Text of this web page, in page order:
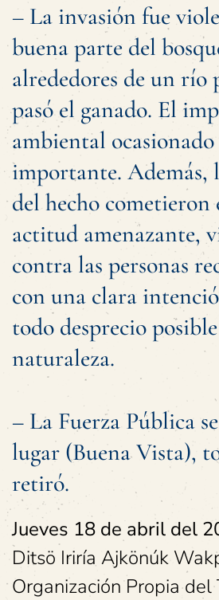
– La invasión fue
buena parte del
alrededores de un río
pasó el ganado. El
ambiental ocasionado
importante. Además,
del hecho cometieron
actitud amenazante,
contra las personas
con una clara
todo desprecio
naturaleza.
– La Fuerza Pública
lugar (Buena Vista),
retiró.
Jueves 18 de abril del
Ditsö Iriría Ajkönúk
Organización Propia del